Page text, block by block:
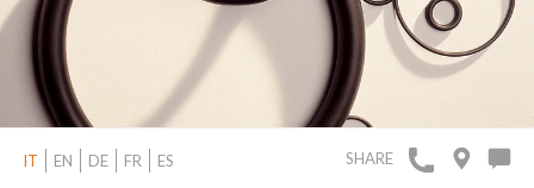
IT EN DE FR ES SHARE